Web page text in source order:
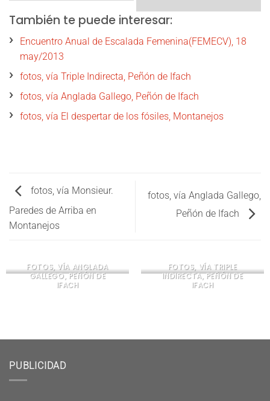
También te puede interesar:
Encuentro Anual de Escalada Femenina(FEMECV), 18
may/2013
fotos, vía Triple Indirecta, Peñón de Ifach
fotos, vía Anglada Gallego, Peñón de Ifach
fotos, vía El despertar de los fósiles, Montanejos
fotos, vía Monsieur.
Paredes de Arriba en
Montanejos
fotos, vía Anglada Gallego,
Peñón de Ifach
FOTOS, VÍA ANGLADA
GALLEGO, PEÑÓN DE
IFACH
FOTOS, VÍA TRIPLE
INDIRECTA, PEÑÓN DE
IFACH
PUBLICIDAD